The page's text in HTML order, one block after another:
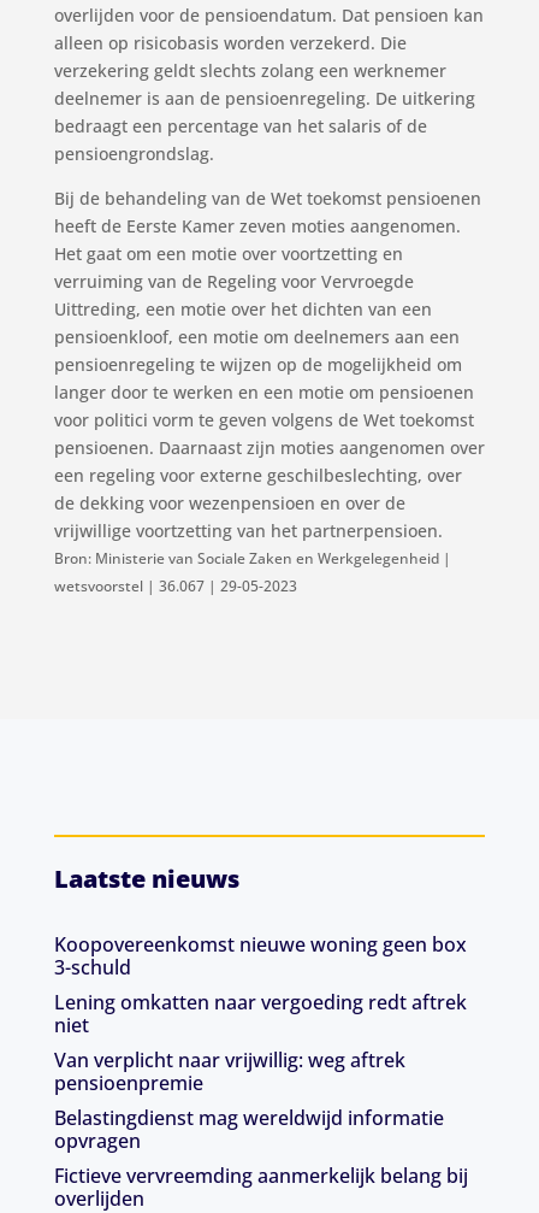
overlijden voor de pensioendatum. Dat pensioen kan
alleen op risicobasis worden verzekerd. Die
verzekering geldt slechts zolang een werknemer
deelnemer is aan de pensioenregeling. De uitkering
bedraagt een percentage van het salaris of de
pensioengrondslag.
Bij de behandeling van de Wet toekomst pensioenen
heeft de Eerste Kamer zeven moties aangenomen.
Het gaat om een motie over voortzetting en
verruiming van de Regeling voor Vervroegde
Uittreding, een motie over het dichten van een
pensioenkloof, een motie om deelnemers aan een
pensioenregeling te wijzen op de mogelijkheid om
langer door te werken en een motie om pensioenen
voor politici vorm te geven volgens de Wet toekomst
pensioenen. Daarnaast zijn moties aangenomen over
een regeling voor externe geschilbeslechting, over
de dekking voor wezenpensioen en over de
vrijwillige voortzetting van het partnerpensioen.
Bron: Ministerie van Sociale Zaken en Werkgelegenheid |
wetsvoorstel | 36.067 | 29-05-2023
Laatste nieuws
Koopovereenkomst nieuwe woning geen box
3-schuld
Lening omkatten naar vergoeding redt aftrek
niet
Van verplicht naar vrijwillig: weg aftrek
pensioenpremie
Belastingdienst mag wereldwijd informatie
opvragen
Fictieve vervreemding aanmerkelijk belang bij
overlijden